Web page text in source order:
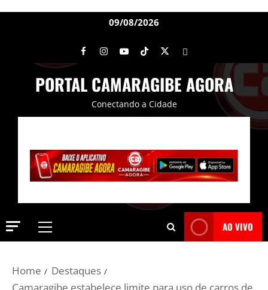
09/08/2026
PORTAL CAMARAGIBE AGORA
Conectando a Cidade
AO VIVO
Home
Destaques